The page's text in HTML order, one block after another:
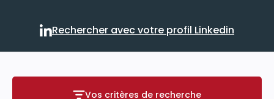
Rechercher avec votre
Rechercher avec votre profil Linkedin
Vos critères de recherche